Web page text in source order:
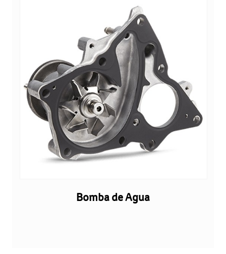
Bomba de Agua